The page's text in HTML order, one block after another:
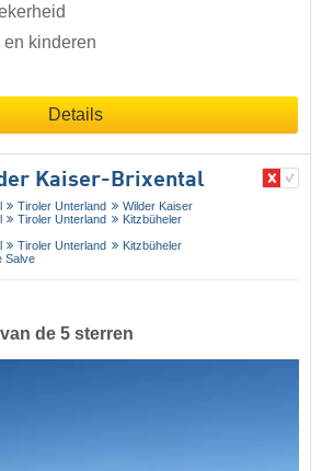
kinderen
Details
Kaiser-Brixental
Tiroler Unterland
Wilder Kaiser
Tiroler Unterland
Kitzbüheler
Tiroler Unterland
Kitzbüheler
Salve
de 5 sterren